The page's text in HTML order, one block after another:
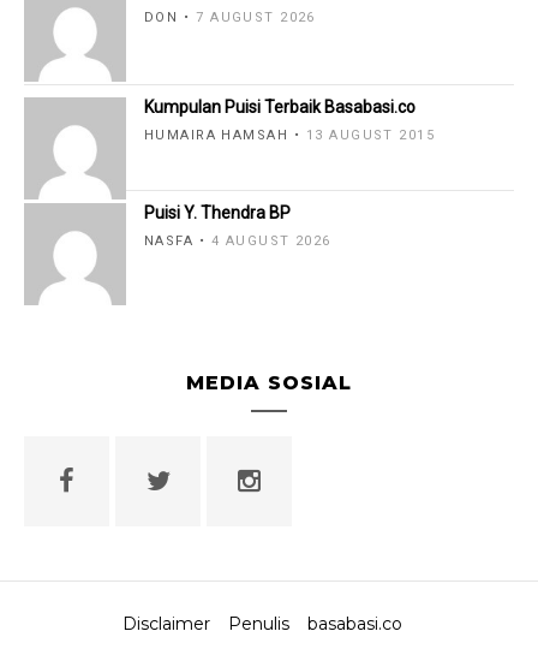
DON 7 AUGUST 2026
Kumpulan Puisi Terbaik Basabasi.co
HUMAIRA HAMSAH 13 AUGUST 2015
Puisi Y. Thendra BP
NASFA 4 AUGUST 2026
MEDIA SOSIAL
Disclaimer Penulis basabasi.co